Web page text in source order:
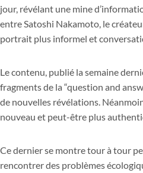
jour, révélant une mine
entre Satoshi Nakamoto, le
portrait plus informel et
Le contenu, publié la semaine
fragments de la “question and
de nouvelles révélations.
nouveau et peut-être plus
Ce dernier se montre tour à tour
rencontrer des problèmes